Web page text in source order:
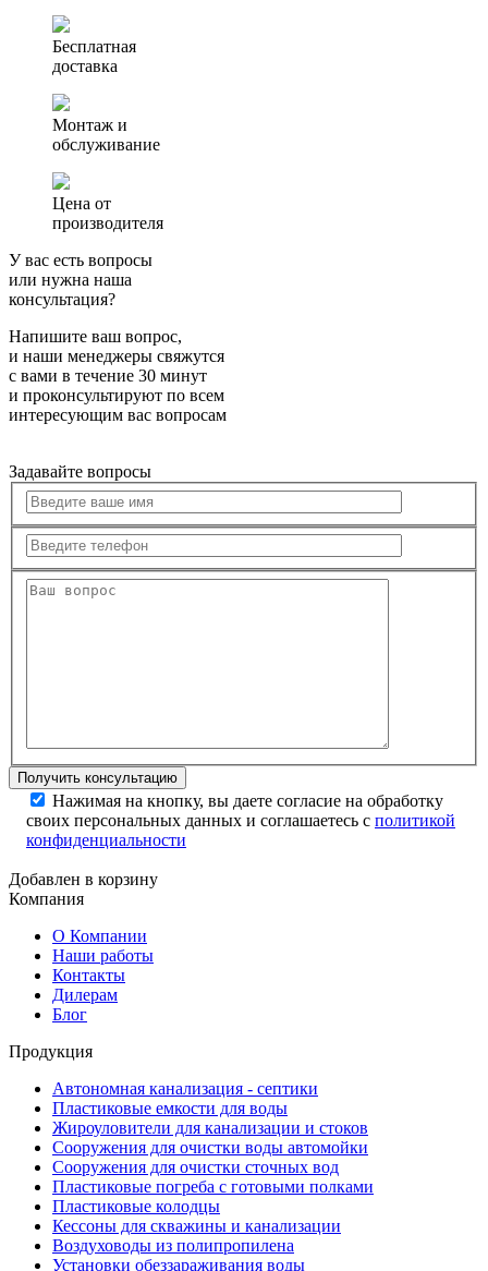
(септик)
Бесплатная
доставка
Монтаж и
обслуживание
Цена от
производителя
У вас есть вопросы
или нужна наша
консультация?
Напишите ваш вопрос,
и наши менеджеры свяжутся
с вами в течение 30 минут
и проконсультируют по всем
интересующим вас вопросам
Задавайте вопросы
Нажимая на кнопку, вы даете согласие на обработку
своих персональных данных и соглашаетесь с политикой
конфиденциальности
Добавлен в корзину
Компания
О Компании
Наши работы
Контакты
Дилерам
Блог
Продукция
Автономная канализация - септики
Пластиковые емкости для воды
Жироуловители для канализации и стоков
Сооружения для очистки воды автомойки
Сооружения для очистки сточных вод
Пластиковые погреба с готовыми полками
Пластиковые колодцы
Кессоны для скважины и канализации
Воздуховоды из полипропилена
Установки обеззараживания воды